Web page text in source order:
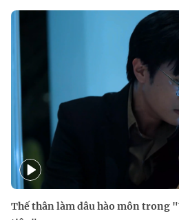
Thế thân làm dâu hào môn trong